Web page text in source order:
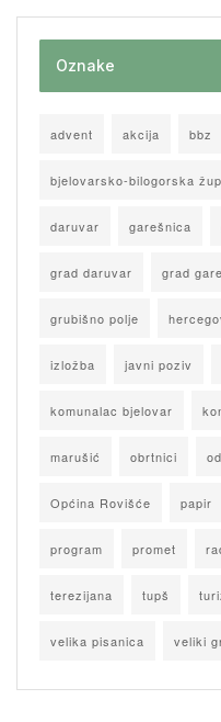
Oznake
advent akcija bbz
bjelovarsko-bilogorska
daruvar garešnica
grad daruvar grad
grubišno polje
izložba javni poziv
komunalac bjelovar
marušić obrtnici
Općina Rovišće papir
program promet
terezijana tupš
velika pisanica veliki